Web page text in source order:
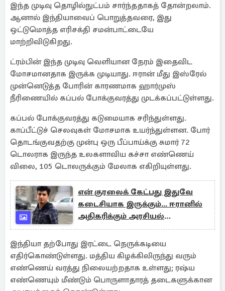
இந்த முடிவு தொழில்நுட்பம் சார்ந்ததாகத் தோன்றலாம்.
ஆனால் இந்தியாவைப் பொறுத்தவரை, இது
ஒட்டுமொத்த எரிசக்தி சமன்பாட்டையே
மாற்றிவிடுகிறது.
ட்ரம்பின் இந்த முடிவு வெளியான நேரம் இதைவிட
மோசமானதாக இருக்க முடியாது. ஈரான் மீது இஸ்ரேல்
முன்னெடுத்த போரின் காரணமாக ஹார்முஸ்
நீரிணையில் கப்பல் போக்குவரத்து முடக்கப்பட்டுள்ளது.
கப்பல் போக்குவரத்து கடுமையாக சரிந்துள்ளது.
காப்பீட்டுச் செலவுகள் மோசமாக உயர்ந்துள்ளன. போர்
தொடங்குவதற்கு முன்பு ஒரு பீப்பாய்க்கு சுமார் 72
டொலராக இருந்த உலகளாவிய கச்சா எண்ணெய்
விலை, 105 டொலருக்கும் மேலாக எகிறியுள்ளது.
என் குரலைக் கேட்பது இதுவே
கடைசியாக இருக்கும்... ஈரானில்
அதிகரிக்கும் அரசியல்
மரணதண்டனைகள்
இந்தியா தற்போது இரட்டை நெருக்கடியை
எதிர்கொண்டுள்ளது. மத்திய கிழக்கிலிருந்து வரும்
எண்ணெய் வரத்து நிலையற்றதாக உள்ளது; ரஷ்ய
எண்ணெயும் மீண்டும் பொருளாதாரத் தடைகளுக்கான